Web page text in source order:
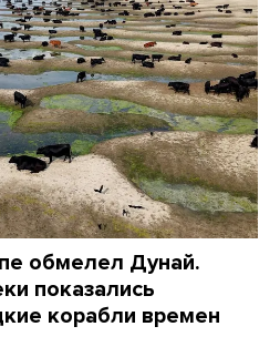
обмелел Дунай.
показались
корабли времен